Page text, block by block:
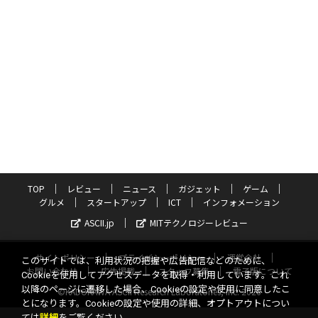
TOP レビュー ニュース ガジェット
ゲーム
グルメ
スタートアップ ICT
インフォメーション
ASCII.jp
MITテクノロジーレビュー
サイトポリシー プライバシーポリシー
運営会社
お問い合わせ
広告掲載 スタッフ募集
電子版について
©KADOKAWA ASCII Research Laboratories, Inc. 2026
このサイトでは、利用状況の把握や広告配信などのために、
Cookieを使用してアクセスデータを取得・利用しています。これ
以降のページに遷移した場合、Cookieの設定や使用に同意したこ
とになります。Cookieの設定や使用の詳細、オプトアウトについ